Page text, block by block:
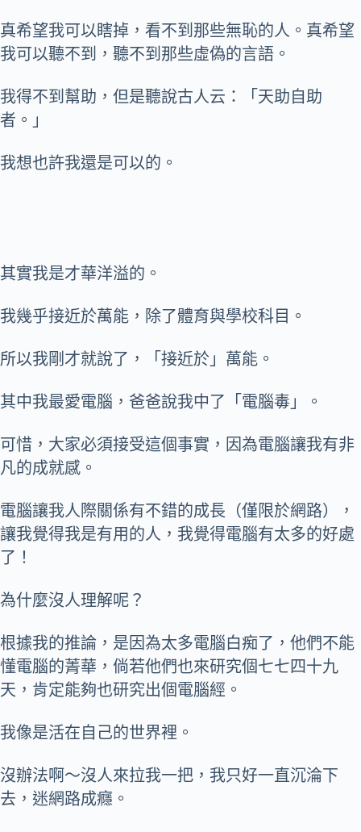
真希望我可以瞎掉，看不到那些無恥的人。真希望
我可以聽不到，聽不到那些虛偽的言語。
我得不到幫助，但是聽說古人云：「天助自助
者。」
我想也許我還是可以的。
其實我是才華洋溢的。
我幾乎接近於萬能，除了體育與學校科目。
所以我剛才就說了，「接近於」萬能。
其中我最愛電腦，爸爸說我中了「電腦毒」。
可惜，大家必須接受這個事實，因為電腦讓我有非
凡的成就感。
電腦讓我人際關係有不錯的成長（僅限於網路），
讓我覺得我是有用的人，我覺得電腦有太多的好處
了！
為什麼沒人理解呢？
根據我的推論，是因為太多電腦白痴了，他們不能
懂電腦的菁華，倘若他們也來研究個七七四十九
天，肯定能夠也研究出個電腦經。
我像是活在自己的世界裡。
沒辦法啊～沒人來拉我一把，我只好一直沉淪下
去，迷網路成癮。